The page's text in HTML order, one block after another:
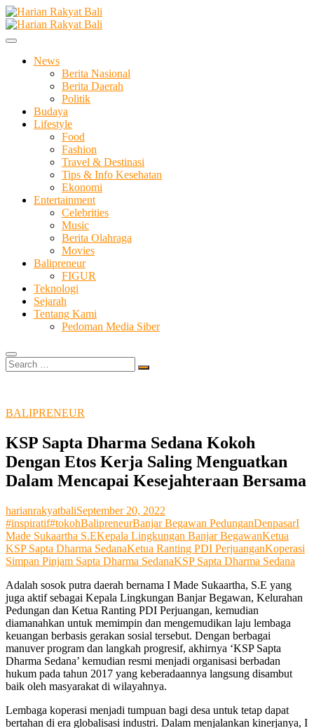
Skip
to
content
Harian Rakyat Bali
Membangun Semangat Kehidupan dan Berbangsa
News
Berita Nasional
Berita Daerah
Politik
Budaya
Lifestyle
Food
Fashion
Travel & Destinasi
Tips & Info Kesehatan
Ekonomi
Entertainment
Celebrities
Music
Berita Olahraga
Movies
Balipreneur
FIGUR
Teknologi
Sejarah
Tentang Kami
Pedoman Media Siber
Search
…
BALIPRENEUR
KSP Sapta Dharma Sedana Kokoh
Dengan Etos Kerja Saling Menguatkan
Dalam Mencapai Kesejahteraan Bersama
harianrakyatbaliSeptember 20, 2022
#inspiratif#tokohBalipreneurBanjar Begawan PedunganDenpasarI
Made Sukaartha S.EKepala Lingkungan Banjar BegawanKetua
KSP Sapta Dharma SedanaKetua Ranting PDI PerjuanganKoperasi
Simpan Pinjam Sapta Dharma SedanaKSP Sapta Dharma Sedana
Adalah sosok putra daerah bernama I Made Sukaartha, S.E yang
juga aktif sebagai Kepala Lingkungan Banjar Begawan, Kelurahan
Pedungan dan Ketua Ranting PDI Perjuangan, kemudian
diamanahkan untuk memimpin dan mengemudikan laju lembaga
keuangan berbasis gerakan sosial tersebut. Dengan berbagai
manuver program dan langkah progresif, akhirnya ‘KSP Sapta
Dharma Sedana’ kemudian resmi menjadi organisasi berbadan
hukum pada tahun 2017 yang keberadaannya langsung disambut
baik oleh masyarakat di wilayahnya.
Lembaga koperasi menjadi tumpuan bagi desa untuk tetap dapat
bertahan di era globalisasi industri. Dalam menjalankan kinerjanya, I